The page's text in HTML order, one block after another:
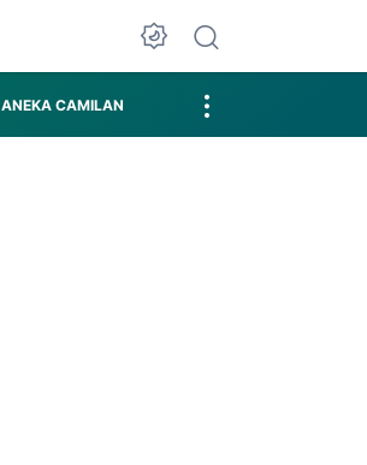
ANEKA CAMILAN